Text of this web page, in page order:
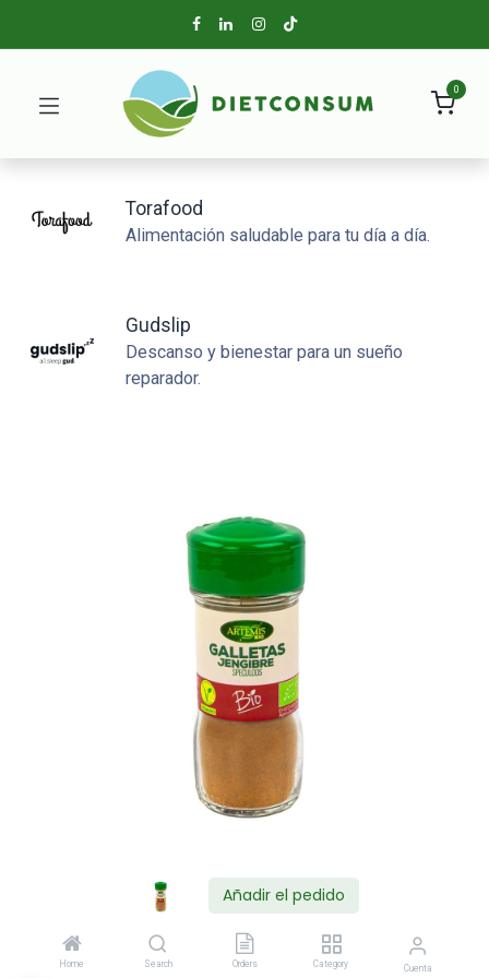
Añadir el pedido
Home Search Orders Category Cuenta
0
Torafood
Alimentación saludable para tu día a día.
Gudslip
Descanso y bienestar para un sueño
reparador.
Shop